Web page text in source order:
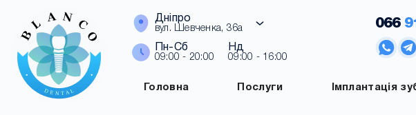
Дніпро
вул. Шевченка, 36а
Пн-Сб
09:00 - 20:00
Нд
09:00 - 16:00
066
Головна Послуги Імплантація